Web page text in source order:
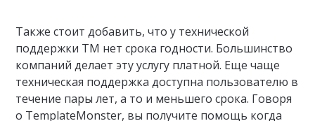
Также стоит добавить, что у технической
поддержки ТМ нет срока годности. Большинство
компаний делает эту услугу платной. Еще чаще
техническая поддержка доступна пользователю в
течение пары лет, а то и меньшего срока. Говоря
о TemplateMonster, вы получите помощь когда